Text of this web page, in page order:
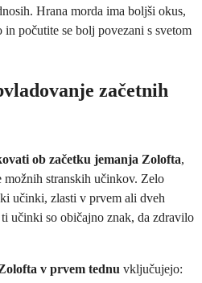
Hrana morda ima boljši okus,
počutite se bolj povezani s svetom
začetnih
ob začetku jemanja Zolofta,
stranskih učinkov. Zelo
učinki, zlasti v prvem ali dveh
učinki so običajno znak, da zdravilo
v prvem tednu vključujejo: